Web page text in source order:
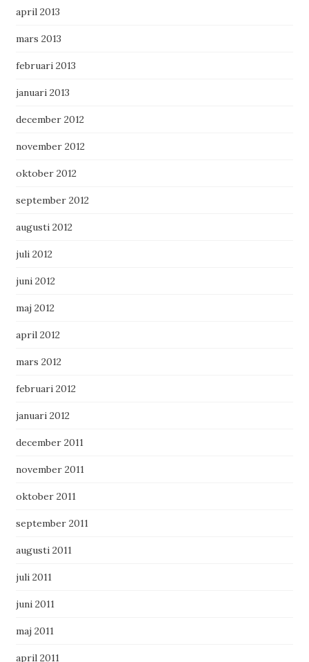
april 2013
mars 2013
februari 2013
januari 2013
december 2012
november 2012
oktober 2012
september 2012
augusti 2012
juli 2012
juni 2012
maj 2012
april 2012
mars 2012
februari 2012
januari 2012
december 2011
november 2011
oktober 2011
september 2011
augusti 2011
juli 2011
juni 2011
maj 2011
april 2011